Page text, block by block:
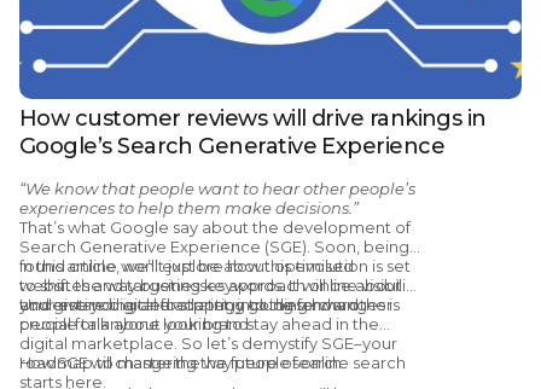
How customer reviews will drive rankings in
Google’s Search Generative Experience
“We know that people want to hear other people’s
experiences to help them make decisions.”
That’s what Google say about the development of
Search Generative Experience (SGE). Soon, being
found online won’t just be about optimised
websites and targeting keywords. It will be about
your entire digital footprint, including how other
people talk about your brand.
In this article, we’ll explore how this evolution is set
to shift the way businesses approach online visibility
and give you a clear strategy going forward.
Understanding and adapting to these changes is
crucial for anyone looking to stay ahead in the
digital marketplace. So let’s demystify SGE–your
roadmap to mastering the future of online search
starts here.
How SGE will change the way people search